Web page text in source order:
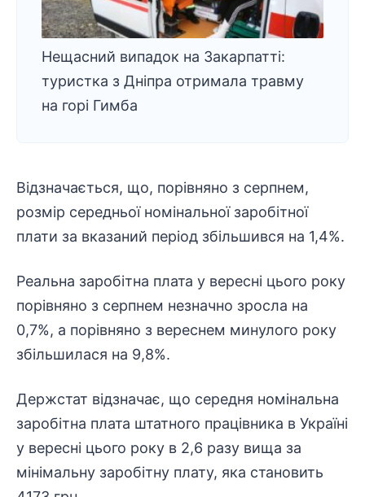
Нещасний випадок на Закарпатті:
туристка з Дніпра отримала травму
на горі Гимба
Відзначається, що, порівняно з серпнем,
розмір середньої номінальної заробітної
плати за вказаний період збільшився на 1,4%.
Реальна заробітна плата у вересні цього року
порівняно з серпнем незначно зросла на
0,7%, а порівняно з вереснем минулого року
збільшилася на 9,8%.
Держстат відзначає, що середня номінальна
заробітна плата штатного працівника в Україні
у вересні цього року в 2,6 разу вища за
мінімальну заробітну плату, яка становить